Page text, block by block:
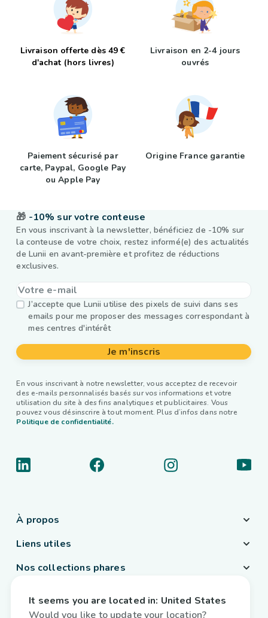
Livraison offerte dès 49 €
d'achat (hors livres)
Livraison en 2-4 jours
ouvrés
Paiement sécurisé par
carte, Paypal, Google Pay
ou Apple Pay
Origine France garantie
🎁 -10% sur votre conteuse
En vous inscrivant à la newsletter, bénéficiez de -10% sur
la conteuse de votre choix, restez informé(e) des actualités
de Lunii en avant-première et profitez de réductions
exclusives.
J’accepte que Lunii utilise des pixels de suivi dans ses
emails pour me proposer des messages correspondant à
mes centres d'intérêt
Je m'inscris
En vous inscrivant à notre newsletter, vous acceptez de recevoir
des e-mails personnalisés basés sur vos informations et votre
utilisation du site à des fins analytiques et publicitaires. Vous
pouvez vous désinscrire à tout moment. Plus d’infos dans notre
Politique de confidentialité.
À propos
Liens utiles
Nos collections phares
Belgique Français
It seems you are located in: United States
Would you like to update your location?